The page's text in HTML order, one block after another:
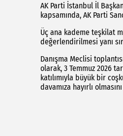
AK Parti İstanbul İl
kapsamında, AK Parti
Üç ana kademe teşkilat
değerlendirilmesi yanı
Danışma Meclisi
olarak, 3 Temmuz 2026
katılımıyla büyük bir
davamıza hayırlı